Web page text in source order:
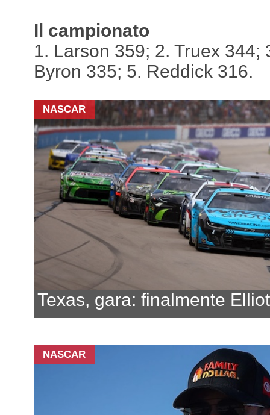
Il campionato
1. Larson 359; 2. Truex 344;
Byron 335; 5. Reddick 316.
NASCAR
Texas, gara: finalmente
NASCAR